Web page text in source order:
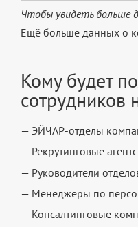
Чтобы увидеть больше
Ещё больше данных о
Кому будет
сотрудников
— ЭЙЧАР-отделы
— Рекрутинговые
— Руководители
— Менеджеры по
— Консалтинговые